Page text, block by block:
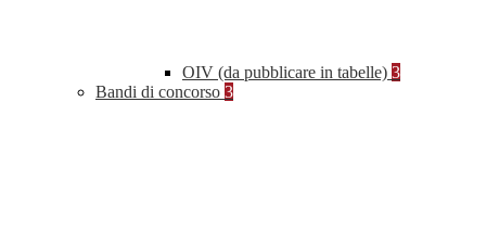
OIV (da pubblicare in tabelle) 3
Bandi di concorso 3